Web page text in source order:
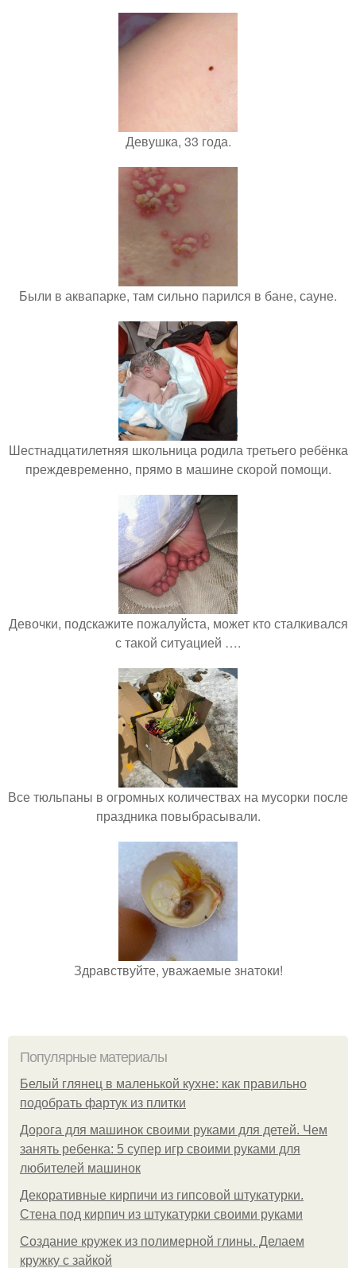
Девушка, 33 года.
Были в аквапарке, там сильно парился в бане, сауне.
Шестнадцатилетняя школьница родила третьего ребёнка
преждевременно, прямо в машине скорой помощи.
Девочки, подскажите пожалуйста, может кто сталкивался
с такой ситуацией ….
Все тюльпаны в огромных количествах на мусорки после
праздника повыбрасывали.
Здравствуйте, уважаемые знатоки!
Популярные материалы
Белый глянец в маленькой кухне: как правильно
подобрать фартук из плитки
Дорога для машинок своими руками для детей. Чем
занять ребенка: 5 супер игр своими руками для
любителей машинок
Декоративные кирпичи из гипсовой штукатурки.
Стена под кирпич из штукатурки своими руками
Создание кружек из полимерной глины. Делаем
кружку с зайкой